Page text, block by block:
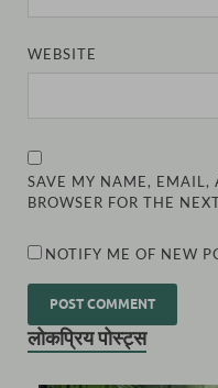
WEBSITE
SAVE MY NAME, EMAIL,
BROWSER FOR THE
NOTIFY ME OF NEW
लोकप्रिय पोस्ट्स